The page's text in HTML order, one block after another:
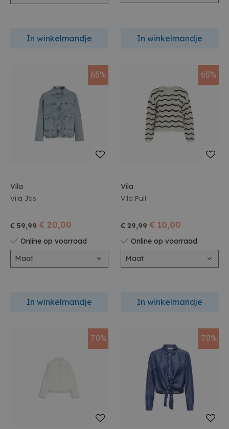
In winkelmandje In winkelmandje
65%
Vila
Vila Jas
€ 59,99 € 20,00
Online op voorraad
Maat
In winkelmandje
65%
Vila
Vila Pull
€ 29,99 € 10,00
Online op voorraad
Maat
In winkelmandje
70% 70%